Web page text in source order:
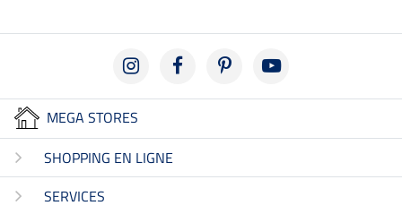
MEGA STORES
SHOPPING EN LIGNE
SERVICES